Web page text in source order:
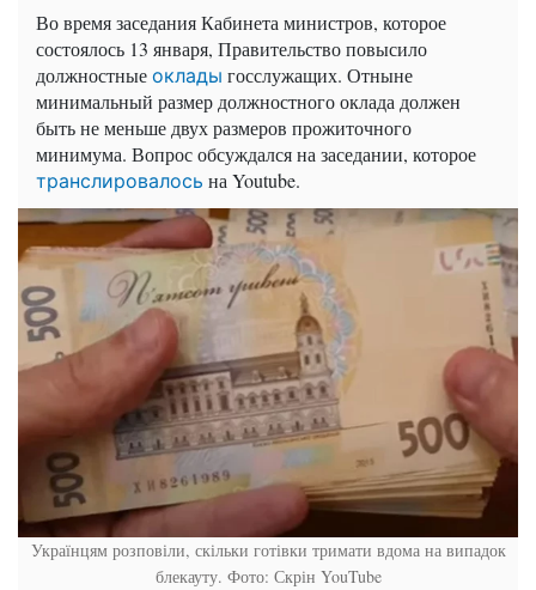
Во время заседания Кабинета министров, которое
состоялось 13 января, Правительство повысило
должностные оклады госслужащих. Отныне
минимальный размер должностного оклада должен
быть не меньше двух размеров прожиточного
минимума. Вопрос обсуждался на заседании, которое
транслировалось на Youtube.
Українцям розповіли, скільки готівки тримати вдома на випадок
блекауту. Фото: Скрін YouTube